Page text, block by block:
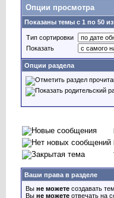
Опции просмотра
Показаны темы с 1 по 50 из
Тип сортировки
Показать
Опции раздела
Ваши права в разделе
Вы не можете создавать
Вы не можете отвечать на